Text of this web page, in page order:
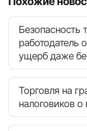
Безопасность
работодатель
ущерб даже
Торговля на
налоговиков о